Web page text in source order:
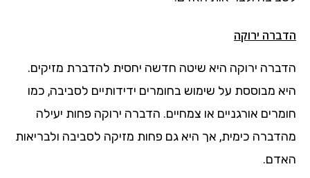
הדברה ירוקה
הדברה ירוקה היא שיטה חדשה יחסית להדברת מזיקים.
היא מבוססת על שימוש בחומרים ידידותיים לסביבה, כמו
חומרים אורגניים או צמחיים. הדברה ירוקה פחות יעילה
מהדברה כימית, אך היא גם פחות מזיקה לסביבה ולבריאות
האדם.